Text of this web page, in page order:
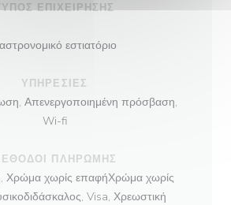
ΕΠΙΧΕΊΡΗΣΗΣ
εστιατόριο
ΥΠΗΡΕΣΊΕΣ
Απενεργοποιημένη πρόσβαση,
Wi-fi
ΠΛΗΡΩΜΉΣ
Χρώμα χωρίς επαφήΧρώμα χωρίς
Visa, Χρεωστική